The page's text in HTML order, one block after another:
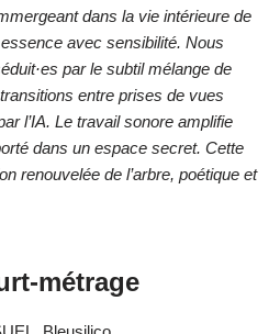
dans la vie intérieure de
avec sensibilité. Nous
par le subtil mélange de
entre prises de vues
l’IA. Le travail sonore amplifie
dans un espace secret. Cette
renouvelée de l’arbre, poétique et
métrage